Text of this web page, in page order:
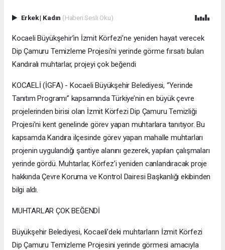
Erkek| Kadın (Haberi Sesli Oku)
Kocaeli Büyükşehir’in İzmit Körfezi’ne yeniden hayat verecek
Dip Çamuru Temizleme Projesi’ni yerinde görme fırsatı bulan
Kandıralı muhtarlar, projeyi çok beğendi
KOCAELİ (İGFA) - Kocaeli Büyükşehir Belediyesi, “Yerinde
Tanıtım Programı” kapsamında Türkiye’nin en büyük çevre
projelerinden birisi olan İzmit Körfezi Dip Çamuru Temizliği
Projesi’ni kent genelinde görev yapan muhtarlara tanıtıyor. Bu
kapsamda Kandıra ilçesinde görev yapan mahalle muhtarları
projenin uygulandığı şantiye alanını gezerek, yapılan çalışmaları
yerinde gördü. Muhtarlar, Körfez’i yeniden canlandıracak proje
hakkında Çevre Koruma ve Kontrol Dairesi Başkanlığı ekibinden
bilgi aldı.
MUHTARLAR ÇOK BEĞENDİ
Büyükşehir Belediyesi, Kocaeli’deki muhtarların İzmit Körfezi
Dip Çamuru Temizleme Projesini yerinde görmesi amacıyla